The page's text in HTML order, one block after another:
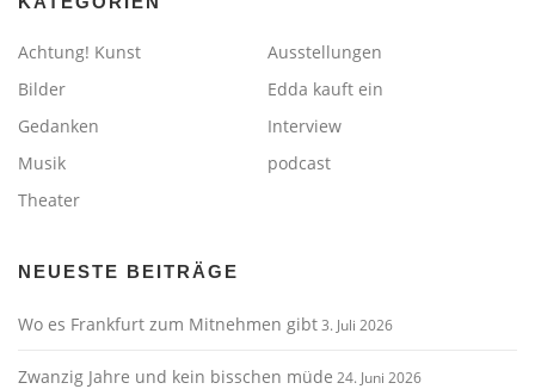
Achtung! Kunst
Ausstellungen
Bilder
Edda kauft ein
Gedanken
Interview
Musik
podcast
Theater
NEUESTE BEITRÄGE
Wo es Frankfurt zum Mitnehmen gibt3. Juli 2026
Zwanzig Jahre und kein bisschen müde 24. Juni 2026